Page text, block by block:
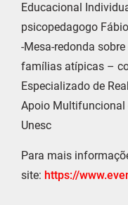
Educacional
psicopedagogo
-Mesa-redonda
famílias atípicas –
Especializado de
Apoio Multifuncional
Unesc
Para mais
site: https://